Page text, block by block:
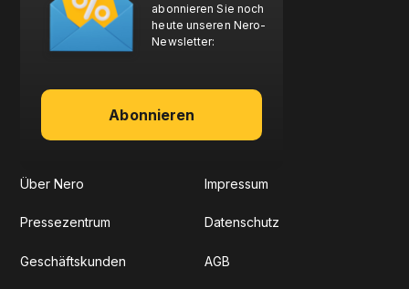
abonnieren Sie noch
heute unseren Nero-
Newsletter:
Abonnieren
Über Nero
Pressezentrum
Geschäftskunden
Impressum
Datenschutz
AGB